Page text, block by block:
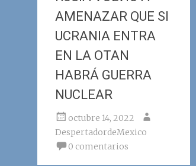
AMENAZAR QUE SI
UCRANIA ENTRA
EN LA OTAN
HABRÁ GUERRA
NUCLEAR
octubre 14, 2022
DespertadordeMexico
0 comentarios